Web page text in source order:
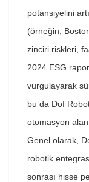
potansiyelini
(örneğin,
zinciri riskleri,
2024 ESG
vurgulayarak
bu da Dof
otomasyon
Genel olarak,
robotik
sonrası hisse